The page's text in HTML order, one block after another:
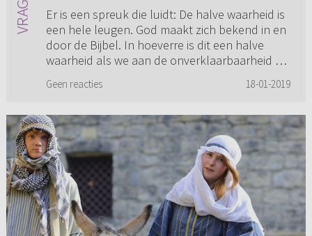
Er is een spreuk die luidt: De halve waarheid is
een hele leugen. God maakt zich bekend in en
door de Bijbel. In hoeverre is dit een halve
waarheid als we aan de onverklaarbaarheid en
Geen reacties 18-01-2019